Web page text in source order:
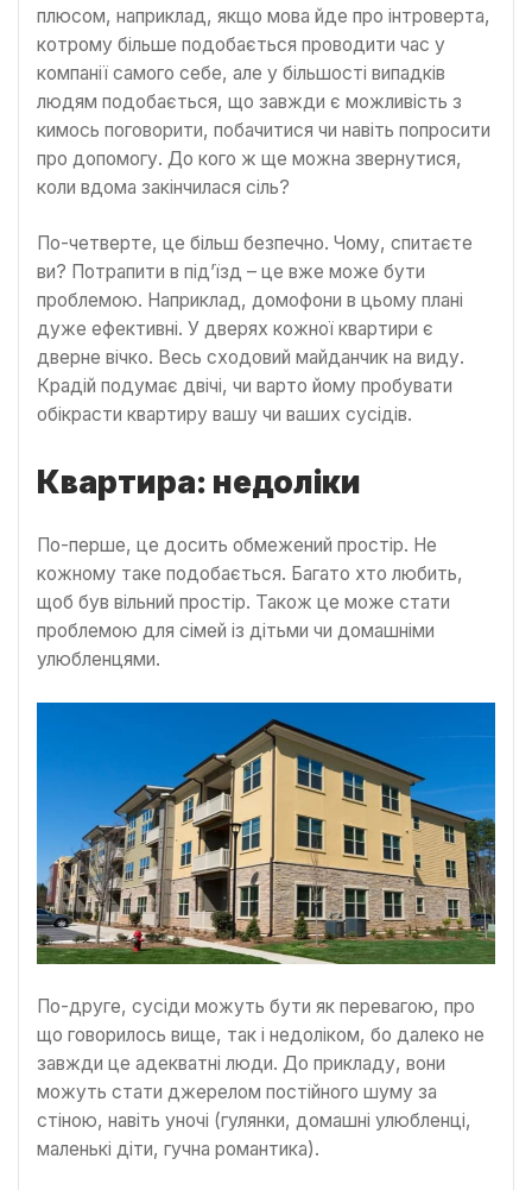
плюсом, наприклад, якщо мова йде про інтроверта,
котрому більше подобається проводити час у
компанії самого себе, але у більшості випадків
людям подобається, що завжди є можливість з
кимось поговорити, побачитися чи навіть попросити
про допомогу. До кого ж ще можна звернутися,
коли вдома закінчилася сіль?
По-четверте, це більш безпечно. Чому, спитаєте
ви? Потрапити в під’їзд – це вже може бути
проблемою. Наприклад, домофони в цьому плані
дуже ефективні. У дверях кожної квартири є
дверне вічко. Весь сходовий майданчик на виду.
Крадій подумає двічі, чи варто йому пробувати
обікрасти квартиру вашу чи ваших сусідів.
Квартира: недоліки
По-перше, це досить обмежений простір. Не
кожному таке подобається. Багато хто любить,
щоб був вільний простір. Також це може стати
проблемою для сімей із дітьми чи домашніми
улюбленцями.
По-друге, сусіди можуть бути як перевагою, про
що говорилось вище, так і недоліком, бо далеко не
завжди це адекватні люди. До прикладу, вони
можуть стати джерелом постійного шуму за
стіною, навіть уночі (гулянки, домашні улюбленці,
маленькі діти, гучна романтика).